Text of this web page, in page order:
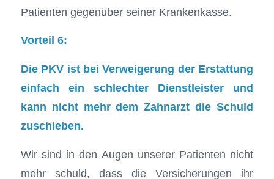
Patienten gegenüber seiner Krankenkasse.
Vorteil 6:
Die PKV ist bei Verweigerung der Erstattung
einfach ein schlechter Dienstleister und
kann nicht mehr dem Zahnarzt die Schuld
zuschieben.
Wir sind in den Augen unserer Patienten nicht
mehr schuld, dass die Versicherungen ihr